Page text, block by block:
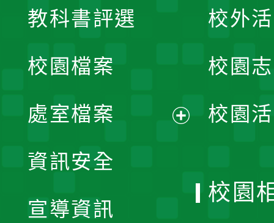
單
教科書評選
校園檔案
處室檔案
資訊安全
宣導資訊
校外
校園
校園
校園